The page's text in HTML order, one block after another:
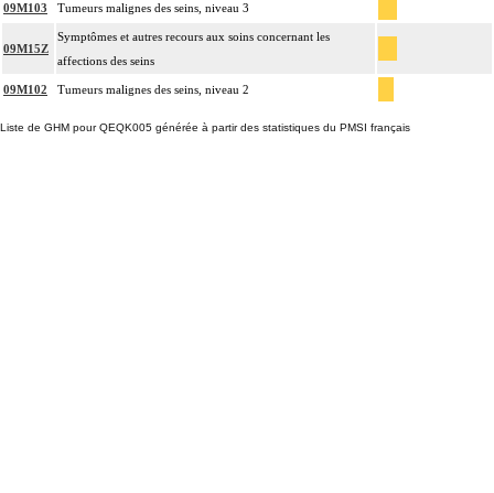
09M103 Tumeurs malignes des seins, niveau 3
09M15Z
Symptômes et autres recours aux soins concernant les
affections des seins
09M102 Tumeurs malignes des seins, niveau 2
Liste de GHM pour QEQK005 générée à partir des statistiques du PMSI français